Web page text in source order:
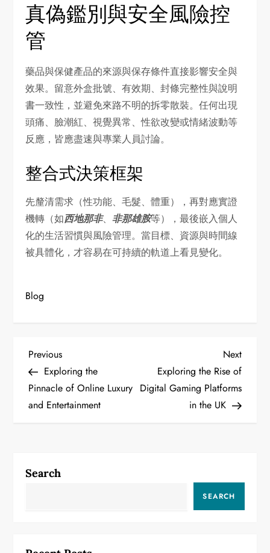
真偽鑑別與安全風險控
管
藥品與保健產品的來源與保存條件直接影響安全與
效果。留意外盒批號、有效期、封條完整性與說明
書一致性，並避免來路不明的拆零散裝。任何出現
頭痛、臉潮紅、視覺異常、性欲改變或情緒波動等
反應，皆應盡速與專業人員討論。
整合式決策框架
先釐清需求（性功能、毛髮、體重），再對應實證
機轉（如西地那非、非那雄胺等），最後嵌入個人
化的生活習慣與風險管理。當目標、資源與時間線
被具體化，才容易在可持續的軌道上看見變化。
Blog
P
o
s
n
i
Previous
Post
Previous
Exploring the
Pinnacle of Online Luxury
and Entertainment
Next
Post
Next
Exploring the Rise of
Digital Gaming Platforms
in the UK
Search
SEARCH